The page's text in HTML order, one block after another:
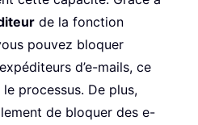
de la fonction
pouvez bloquer
d’e-mails, ce
processus. De plus,
de bloquer des e-